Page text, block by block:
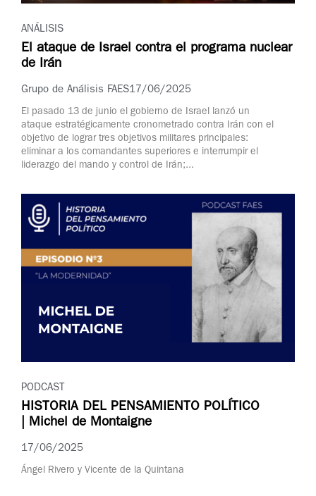
ANÁLISIS
El ataque de Israel contra el programa nuclear
de Irán
Grupo de Análisis FAES17/06/2025
El pasado 13 de junio el gobierno de Israel lanzó un
ataque estratégicamente cronometrado contra Irán con el
objetivo de lograr tres objetivos militares principales:
eliminar a los comandantes superiores e interrumpir el
liderazgo del mando y control de Irán;...
PODCAST
HISTORIA DEL PENSAMIENTO POLÍTICO
| Michel de Montaigne
17/06/2025
Ángel Rivero y Vicente de la Quintana